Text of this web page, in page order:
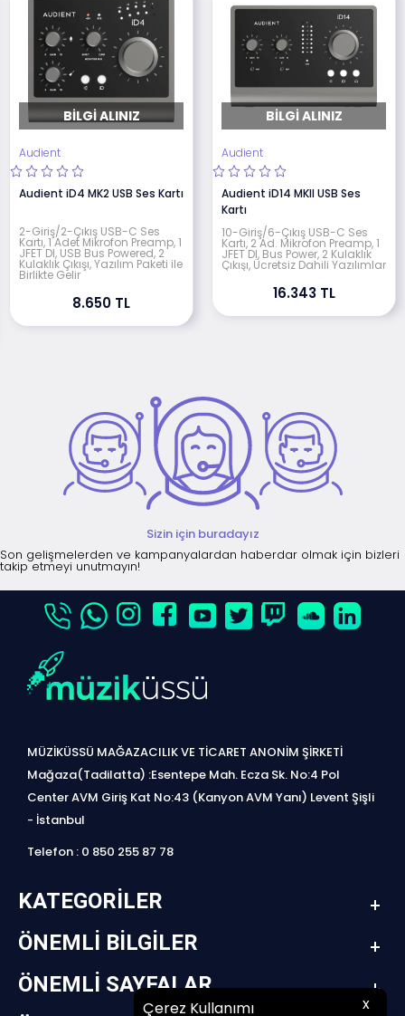
Çerez Kullanımı x
BILGI ALINIZ
Audient
Audient iD4 MK2 USB Ses Kartı
2-Giriş/2-Çıkış USB-C Ses
Kartı, 1 Adet Mikrofon Preamp, 1
JFET DI, USB Bus Powered, 2
Kulaklık Çıkışı, Yazılım Paketi ile
Birlikte Gelir
8.650 TL
BILGI ALINIZ
Audient
Audient iD14 MKll USB Ses
Kartı
10-Giriş/6-Çıkış USB-C Ses
Kartı, 2 Ad. Mikrofon Preamp, 1
JFET DI, Bus Power, 2 Kulaklık
Çıkışı, Ücretsiz Dahili Yazılımlar
16.343 TL
Sizin için buradayız
Son gelişmelerden ve kampanyalardan haberdar olmak için bizleri
takip etmeyi unutmayın!
MÜZİKÜSSÜ MAĞAZACILIK VE TİCARET ANONİM ŞİRKETİ
Mağaza(Tadilatta) :Esentepe Mah. Ecza Sk. No:4 Pol
Center AVM Giriş Kat No:43 (Kanyon AVM Yanı) Levent Şişli
- İstanbul
Telefon : 0 850 255 87 78
KATEGORILER
ÖNEMLI BILGILER
ÖNEMLI SAYFALAR